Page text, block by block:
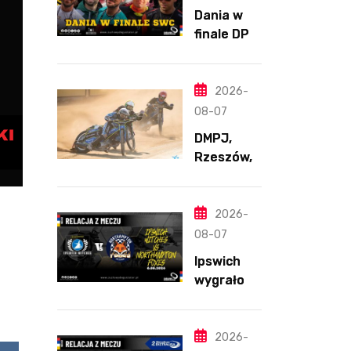
Dania w
finale DPŚ.
przebieg
półfinału
Bikernieku
2026-
08-07
DMPJ,
Rzeszów,
wa,
5.06.2026
2026-
08-07
Ipswich
wygrało z
pomimo
2026-